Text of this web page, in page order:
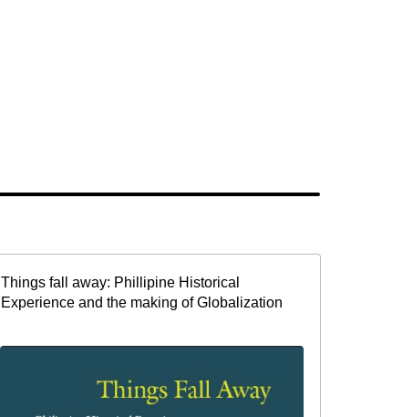
Things fall away: Phillipine Historical
Experience and the making of Globalization